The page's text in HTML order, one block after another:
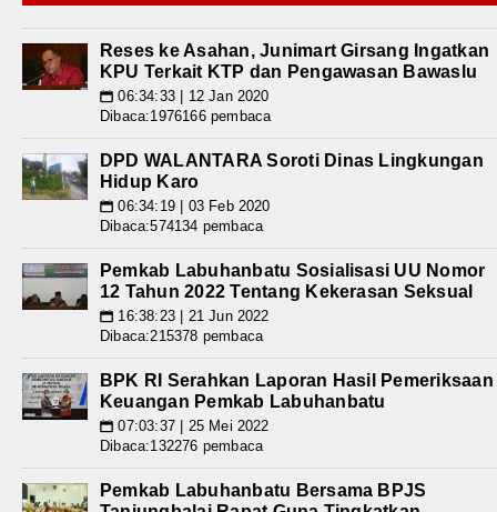
Reses ke Asahan, Junimart Girsang Ingatkan
KPU Terkait KTP dan Pengawasan Bawaslu
📅 06:34:33 | 12 Jan 2020
Dibaca:1976166 pembaca
DPD WALANTARA Soroti Dinas Lingkungan
Hidup Karo
📅 06:34:19 | 03 Feb 2020
Dibaca:574134 pembaca
Pemkab Labuhanbatu Sosialisasi UU Nomor
12 Tahun 2022 Tentang Kekerasan Seksual
📅 16:38:23 | 21 Jun 2022
Dibaca:215378 pembaca
BPK RI Serahkan Laporan Hasil Pemeriksaan
Keuangan Pemkab Labuhanbatu
📅 07:03:37 | 25 Mei 2022
Dibaca:132276 pembaca
Pemkab Labuhanbatu Bersama BPJS